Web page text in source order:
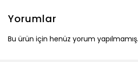
Yorumlar
Bu ürün için henüz yorum yapılmamış.